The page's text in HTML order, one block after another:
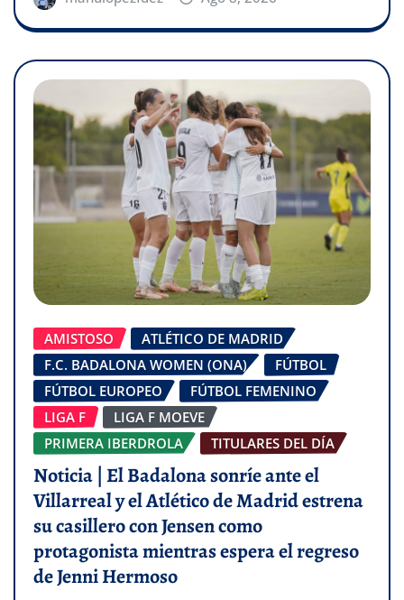
AMISTOSO
ATLÉTICO DE MADRID
F.C. BADALONA WOMEN (ONA)
FÚTBOL
FÚTBOL EUROPEO
FÚTBOL FEMENINO
LIGA F
LIGA F MOEVE
PRIMERA IBERDROLA
TITULARES DEL DÍA
Noticia | El Badalona sonríe ante el
Villarreal y el Atlético de Madrid estrena
su casillero con Jensen como
protagonista mientras espera el regreso
de Jenni Hermoso